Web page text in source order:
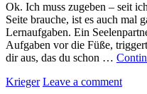
Ok. Ich muss zugeben – seit
Seite brauche, ist es auch mal
Lernaufgaben. Ein
Aufgaben vor die Füße,
dir aus, das du schon …
by
Krieger Leave a comment